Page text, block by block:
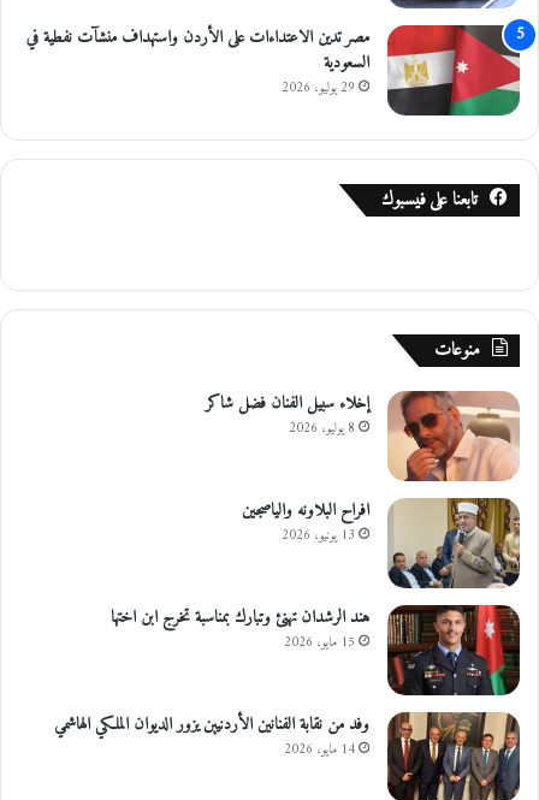
مصر تدين الاعتداءات على الأردن واستهداف منشآت نفطية في
السعودية
29 يوليو، 2026
تابعنا على فيسبوك
منوعات
إخلاء سبيل الفنان فضل شاكر
8 يوليو، 2026
افراح البلاونه والياصجين
13 يونيو، 2026
هند الرشدان تهنئ وتبارك بمناسبة تخرج ابن اختها
15 مايو، 2026
وفد من نقابة الفنانين الأردنيين يزور الديوان الملكي الهاشمي
14 مايو، 2026